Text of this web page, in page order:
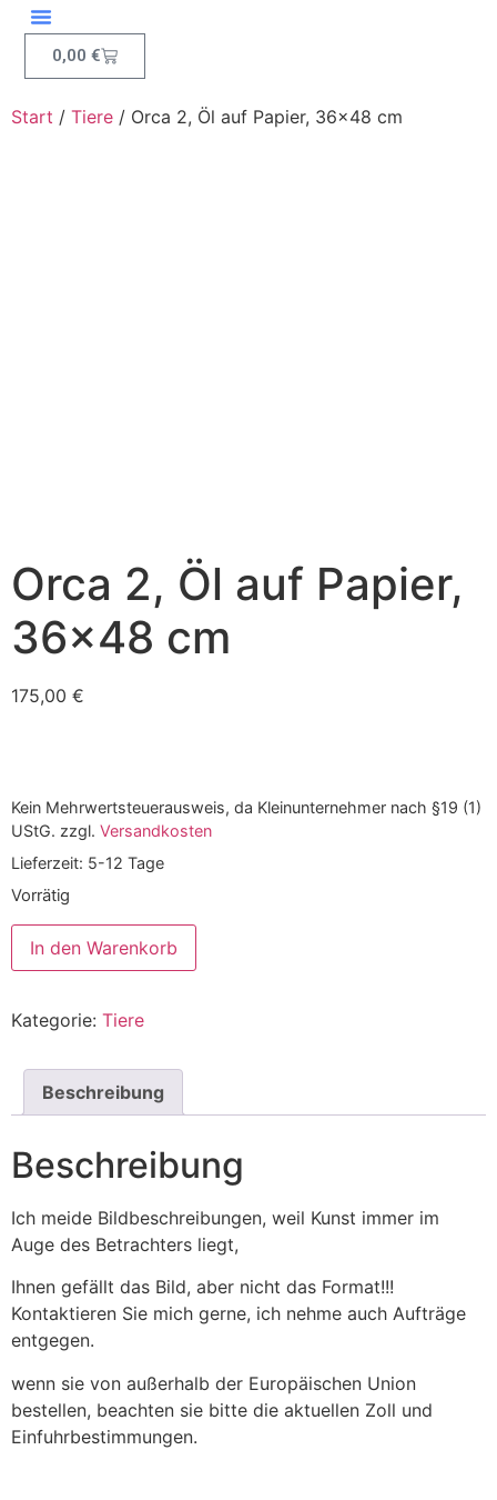
0,00€
Start / Tiere / Orca 2, Öl auf Papier, 36×48 cm
Orca 2, Öl auf Papier,
36×48 cm
175,00 €
Kein Mehrwertsteuerausweis, da Kleinunternehmer nach §19 (1)
UStG. zzgl. Versandkosten
Lieferzeit: 5-12 Tage
Vorrätig
In den Warenkorb
Kategorie: Tiere
Beschreibung
Beschreibung
Ich meide Bildbeschreibungen, weil Kunst immer im
Auge des Betrachters liegt,
Ihnen gefällt das Bild, aber nicht das Format!!!
Kontaktieren Sie mich gerne, ich nehme auch Aufträge
entgegen.
wenn sie von außerhalb der Europäischen Union
bestellen, beachten sie bitte die aktuellen Zoll und
Einfuhrbestimmungen.